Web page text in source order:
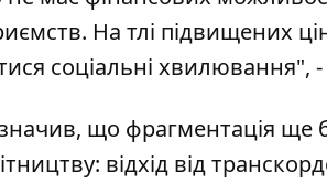
На тлі підвищених
соціальні хвилювання",
що фрагментація ще
відхід від